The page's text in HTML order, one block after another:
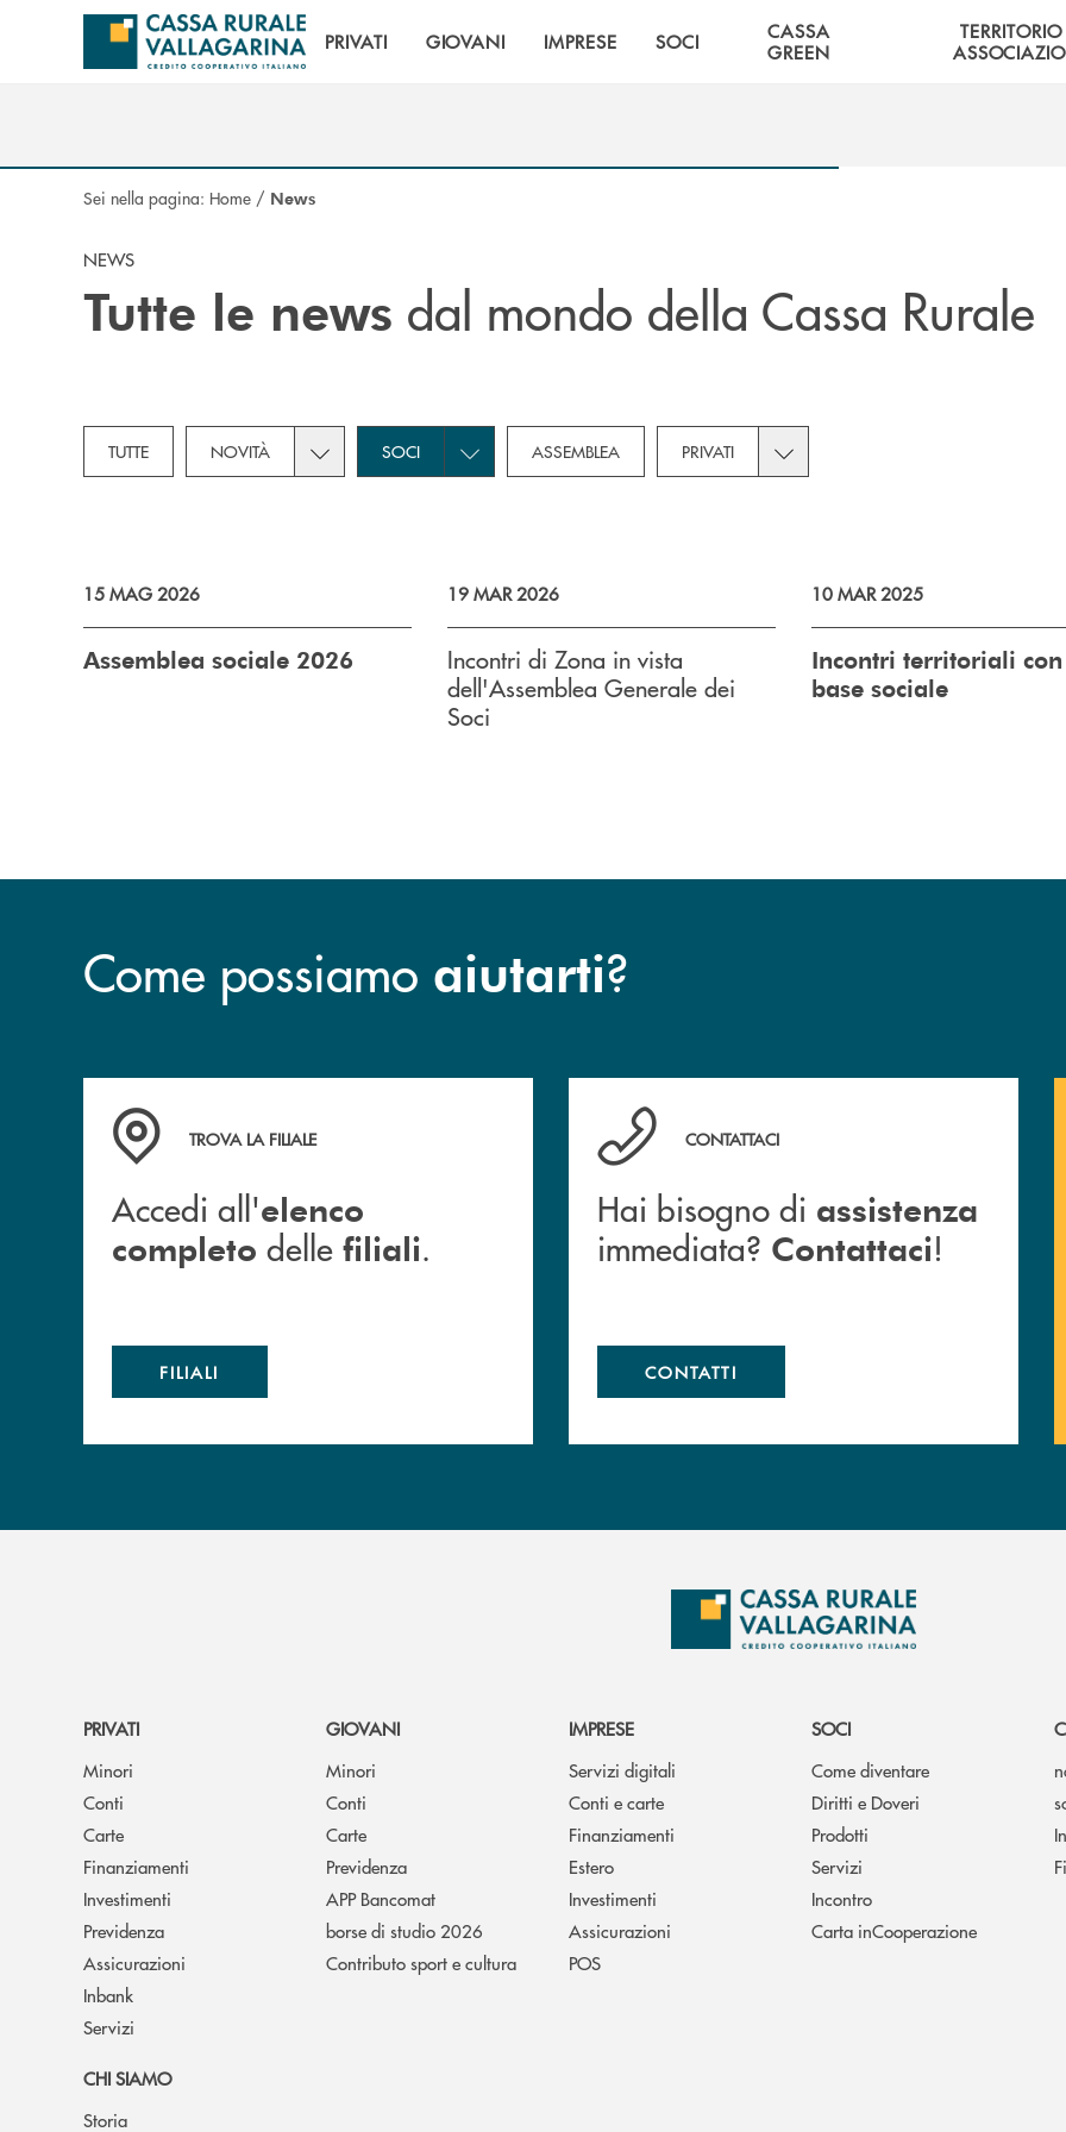
Salta al contenuto principale
PRIVATI GIOVANI IMPRESE SOCI
CASSA
GREEN
Sei nella pagina: Home / News
NEWS
Tutte le news dal mondo della Cassa Rurale
TUTTE NOVITÀ Toggle subcategories dropdown for Novità
SOCI Toggle subcategories dropdown for Soci
ASSEMBLEA PRIVATI Toggle subcategories dropdown for
15 MAG 2026
Assemblea sociale 2026
19 MAR 2026
Incontri di Zona in vista
dell'Assemblea Generale dei
Soci
10 MAR 2025
Incontri territoriali
base sociale
Come possiamo aiutarti?
Accedi all' elenco completo delle filiali .
TROVA LA FILIALE
Accedi all'elenco
completo delle filiali.
FILIALI
Hai bisogno di assistenza immediata? Contattaci !
CONTATTACI
Hai bisogno di assistenza
immediata? Contattaci!
CONTATTI
PRIVATI
Minori
Conti
Carte
Finanziamenti
Investimenti
Previdenza
Assicurazioni
Inbank
Servizi
GIOVANI
Minori
Conti
Carte
Previdenza
APP Bancomat
borse di studio 2026
Contributo sport e cultura
IMPRESE
Servizi digitali
Conti e carte
Finanziamenti
Estero
Investimenti
Assicurazioni
POS
SOCI
Come diventare
Diritti e Doveri
Prodotti
Servizi
Incontro
Carta inCooperazione
CHI SIAMO
Storia